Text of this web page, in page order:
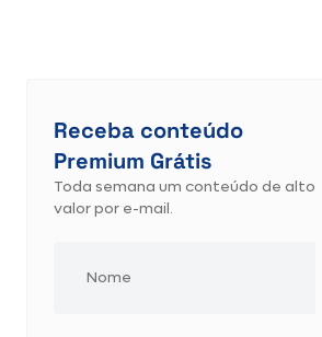
Receba conteúdo
Premium Grátis
Toda semana um conteúdo de alto
valor por e-mail.